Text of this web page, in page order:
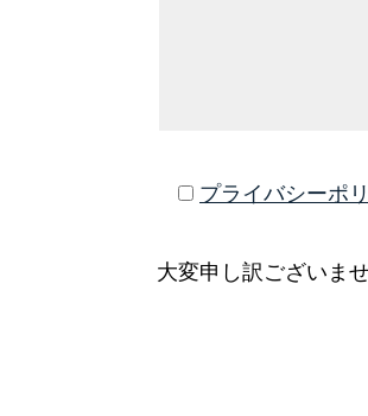
プライバシーポ
大変申し訳ございま